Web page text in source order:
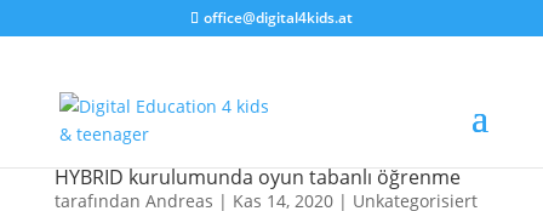
office@digital4kids.at
HYBRID kurulumunda oyun tabanlı öğrenme
tarafından Andreas | Kas 14, 2020| Unkategorisiert